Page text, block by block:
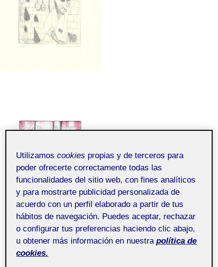
Utilizamoscookies propias y de terceros para
poder ofrecerte correctamente todas las
funcionalidades del sitio web, con fines analíticos
y para mostrarte publicidad personalizada de
acuerdo con un perfil elaborado a partir de tus
hábitos de navegación. Puedes aceptar, rechazar
o configurar tus preferencias haciendo clic abajo,
u obtener más información en nuestra política de
cookies.